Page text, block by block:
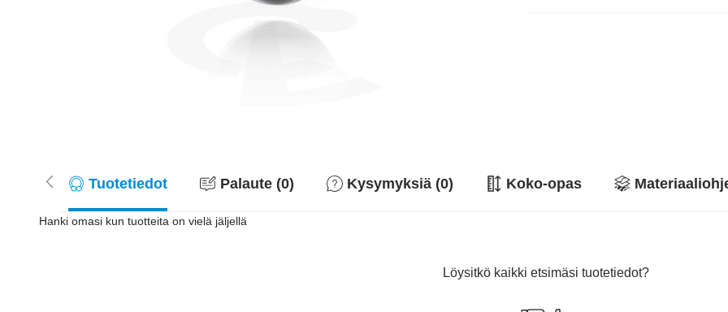
Tuotetiedot Palaute (0) Kysymyksiä (0) Koko-opas
Hanki omasi kun tuotteita on vielä jäljellä
Löysitkö kaikki etsimäsi tuotetiedot?